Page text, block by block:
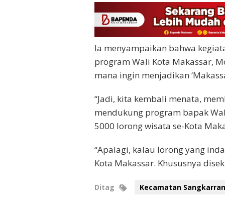
Ia menyampaikan bahwa
program Wali Kota Makassar,
mana ingin menjadikan
“Jadi, kita kembali menata,
mendukung program bapak
5000 lorong wisata se-Kota
“Apalagi, kalau lorong yang
Kota Makassar. Khususnya
Ditag Kecamatan